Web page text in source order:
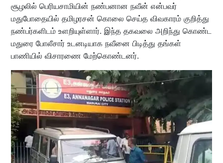
சூழலில் பெரியசாமியின் நண்பனான நவீன் என்பவர்
மதுபோதையில் தமிழரசன் கொலை செய்த விவகாரம் குறித்து
நண்பர்களிடம் உளறியுள்ளார். இந்த தகவலை அறிந்து கொண்ட
மதுரை போலீசார் உடனடியாக நவீனை பிடித்து தங்கள்
பாணியில் விசாரணை மேற்கொண்டனர்.